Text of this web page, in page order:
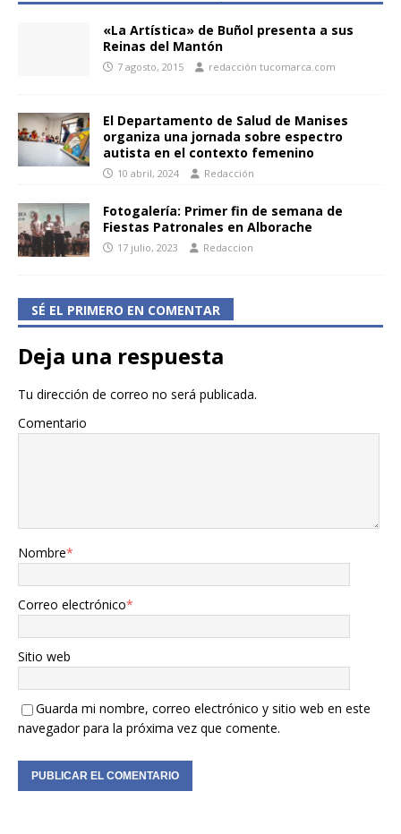
«La Artística» de Buñol presenta a sus
Reinas del Mantón
7 agosto, 2015 redacción tucomarca.com
El Departamento de Salud de Manises
organiza una jornada sobre espectro
autista en el contexto femenino
10 abril, 2024 Redacción
Fotogalería: Primer fin de semana de
Fiestas Patronales en Alborache
17 julio, 2023 Redaccion
SÉ EL PRIMERO EN COMENTAR
Deja una respuesta
Tu dirección de correo no será publicada.
Comentario
Nombre*
Correo electrónico*
Sitio web
Guarda mi nombre, correo electrónico y sitio web en este
navegador para la próxima vez que comente.